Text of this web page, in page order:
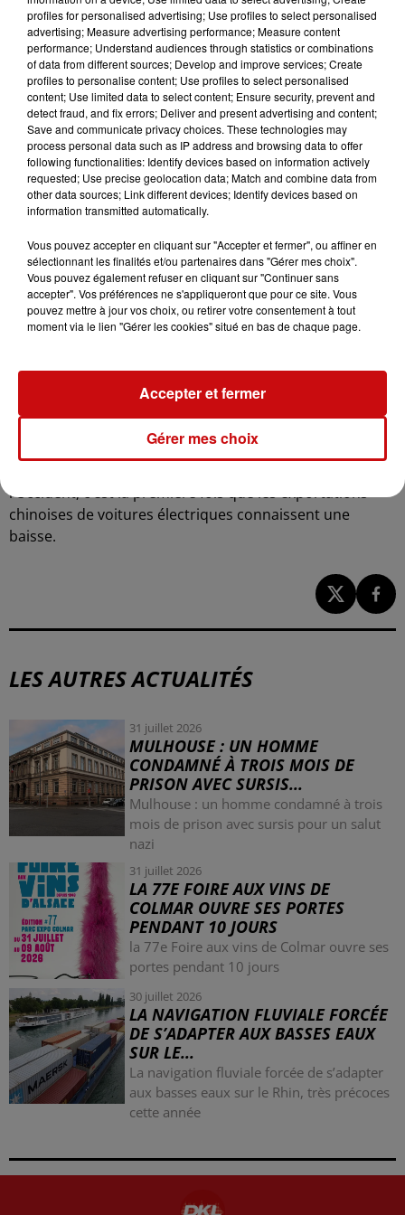
commerce. Dès le lancement de l’enquête européenne
sur les voitures en septembre dernier, Xi Jinping avait
dénoncé le protectionnisme européen et annoncé en
janvier une enquête anti-dumping sur les spiritueux,
ciblant notamment le cognac français. Maintenant, c'est
une enquête sur la viande de porc, menaçant les
éleveurs allemands, espagnols et surtout français.
La France est particulièrement visée car Paris incite
l’Europe à être moins naïve et à imposer des barrières
commerciales à la Chine. En revanche, l'Allemagne, qui
exporte de nombreux produits en Asie, notamment des
machines, adopte une position plus prudente. Les
Allemands craignent des représailles, créant ainsi un
point de tension avec la France.
La crainte est que d'autres États membres importants,
qui pourrait conduire la Commission à reculer. Le bras
de fer est d'autant plus intense que les États-Unis ont
également augmenté les taxes sur les véhicules chinois,
accusant Pékin de pratiques déloyales. De plus, dans ce
l’Occident, c’est la première fois que les exportations
chinoises de voitures électriques connaissent une
baisse.
LES AUTRES ACTUALITÉS
31 juillet 2026
MULHOUSE : UN HOMME
CONDAMNÉ À TROIS MOIS DE
PRISON AVEC SURSIS...
Mulhouse : un homme condamné à trois
mois de prison avec sursis pour un salut
nazi
31 juillet 2026
LA 77E FOIRE AUX VINS DE
COLMAR OUVRE SES PORTES
PENDANT 10 JOURS
la 77e Foire aux vins de Colmar ouvre ses
portes pendant 10 jours
30 juillet 2026
LA NAVIGATION FLUVIALE FORCÉE
DE S’ADAPTER AUX BASSES EAUX
SUR LE...
La navigation fluviale forcée de s’adapter
aux basses eaux sur le Rhin, très précoces
cette année
profiles for personalised advertising; Use profiles to select personalised
advertising; Measure advertising performance; Measure content
performance; Understand audiences through statistics or combinations
of data from different sources; Develop and improve services; Create
profiles to personalise content; Use profiles to select personalised
content; Use limited data to select content; Ensure security, prevent and
detect fraud, and fix errors; Deliver and present advertising and content;
Save and communicate privacy choices. These technologies may
process personal data such as IP address and browsing data to offer
following functionalities: Identify devices based on information actively
requested; Use precise geolocation data; Match and combine data from
other data sources; Link different devices; Identify devices based on
information transmitted automatically.
Vous pouvez accepter en cliquant sur "Accepter et fermer", ou affiner en
sélectionnant les finalités et/ou partenaires dans "Gérer mes choix".
Vous pouvez également refuser en cliquant sur "Continuer sans
accepter". Vos préférences ne s'appliqueront que pour ce site. Vous
pouvez mettre à jour vos choix, ou retirer votre consentement à tout
moment via le lien "Gérer les cookies" situé en bas de chaque page.
Gérer mes choix
Accepter et fermer